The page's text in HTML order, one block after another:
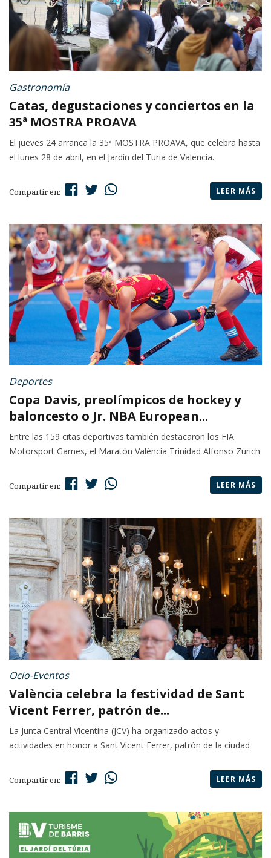
Gastronomía
Catas, degustaciones y conciertos en la
35ª MOSTRA PROAVA
El jueves 24 arranca la 35ª MOSTRA PROAVA, que celebra hasta
el lunes 28 de abril, en el Jardín del Turia de Valencia.
Compartir en: LEER MÁS
Deportes
Copa Davis, preolímpicos de hockey y
baloncesto o Jr. NBA European...
Entre las 159 citas deportivas también destacaron los FIA
Motorsport Games, el Maratón València Trinidad Alfonso Zurich
Compartir en: LEER MÁS
Ocio-Eventos
València celebra la festividad de Sant
Vicent Ferrer, patrón de...
La Junta Central Vicentina (JCV) ha organizado actos y
actividades en honor a Sant Vicent Ferrer, patrón de la ciudad
Compartir en: LEER MÁS